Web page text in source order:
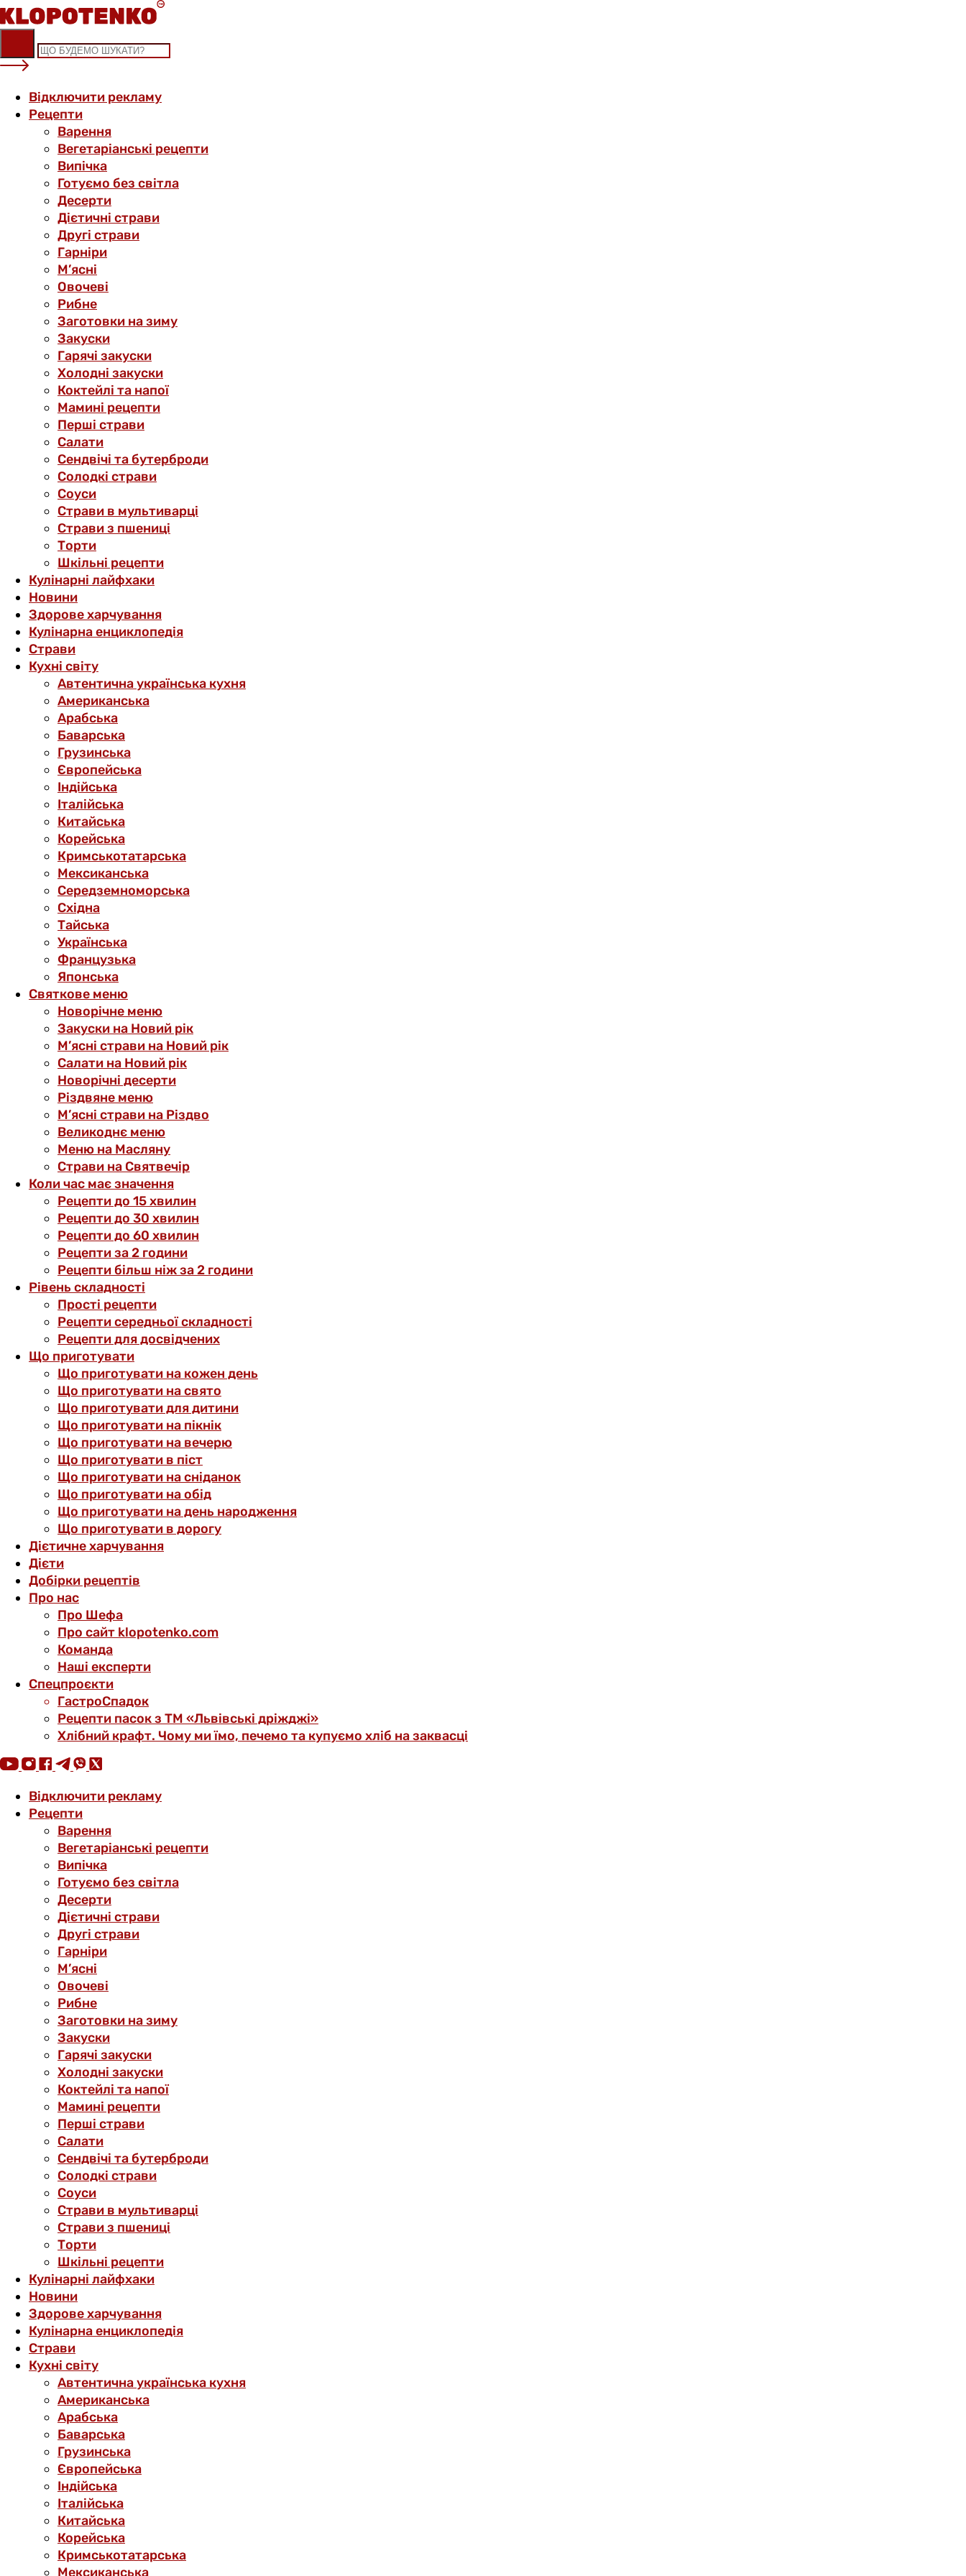
Skip
to
content
Відключити рекламу
Рецепти
Варення
Вегетаріанські рецепти
Випічка
Готуємо без світла
Десерти
Дієтичні страви
Другі страви
Гарніри
М’ясні
Овочеві
Рибне
Заготовки на зиму
Закуски
Гарячі закуски
Холодні закуски
Коктейлі та напої
Мамині рецепти
Перші страви
Салати
Сендвічі та бутерброди
Солодкі страви
Соуси
Страви в мультиварці
Страви з пшениці
Торти
Шкільні рецепти
Кулінарні лайфхаки
Новини
Здорове харчування
Кулінарна енциклопедія
Страви
Кухні світу
Автентична українська кухня
Американська
Арабська
Баварська
Грузинська
Європейська
Індійська
Італійська
Китайська
Корейська
Кримськотатарська
Мексиканська
Середземноморська
Східна
Тайська
Українська
Французька
Японська
Святкове меню
Новорічне меню
Закуски на Новий рік
М’ясні страви на Новий рік
Салати на Новий рік
Новорічні десерти
Різдвяне меню
М’ясні страви на Різдво
Великоднє меню
Меню на Масляну
Страви на Святвечір
Коли час має значення
Рецепти до 15 хвилин
Рецепти до 30 хвилин
Рецепти до 60 хвилин
Рецепти за 2 години
Рецепти більш ніж за 2 години
Рівень складності
Прості рецепти
Рецепти середньої складності
Рецепти для досвідчених
Що приготувати
Що приготувати на кожен день
Що приготувати на свято
Що приготувати для дитини
Що приготувати на пікнік
Що приготувати на вечерю
Що приготувати в піст
Що приготувати на сніданок
Що приготувати на обід
Що приготувати на день народження
Що приготувати в дорогу
Дієтичне харчування
Дієти
Добірки рецептів
Про нас
Про Шефа
Про сайт klopotenko.com
Команда
Наші експерти
Спецпроєкти
ГастроСпадок
Рецепти пасок з ТМ «Львівські дріжджі»
Хлібний крафт. Чому ми їмо, печемо та купуємо хліб на заквасці
Відключити рекламу
Рецепти
Варення
Вегетаріанські рецепти
Випічка
Готуємо без світла
Десерти
Дієтичні страви
Другі страви
Гарніри
М’ясні
Овочеві
Рибне
Заготовки на зиму
Закуски
Гарячі закуски
Холодні закуски
Коктейлі та напої
Мамині рецепти
Перші страви
Салати
Сендвічі та бутерброди
Солодкі страви
Соуси
Страви в мультиварці
Страви з пшениці
Торти
Шкільні рецепти
Кулінарні лайфхаки
Новини
Здорове харчування
Кулінарна енциклопедія
Страви
Кухні світу
Автентична українська кухня
Американська
Арабська
Баварська
Грузинська
Європейська
Індійська
Італійська
Китайська
Корейська
Кримськотатарська
Мексиканська